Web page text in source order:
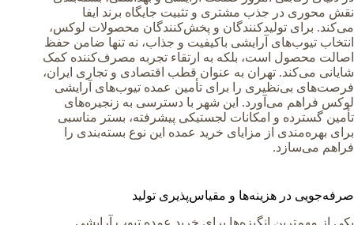
نقش محوری در جذب مشتری و تثبیت جایگاه برند ایفا
می‌کند. برای تولیدکنندگان و پخش‌کنندگان محصولات لوکس،
انتخاب تیوب‌های آرایشی باکیفیت و جذاب، نه تنها ضامن حفظ
اصالت محصول است، بلکه به ارتقاء تجربه مصرف‌کننده کمک
شایانی می‌کند. تهران به عنوان قطب اقتصادی و تجاری ایران،
فرصت‌های بی‌نظیری را برای تأمین عمده تیوب‌های آرایشی
لوکس فراهم می‌آورد. این شهر با دسترسی به زنجیره‌های
تأمین گسترده و امکانات لجستیکی پیشرفته، بستر مناسبی
برای بهره‌مندی از مزایای خرید عمده این نوع بسته‌بندی را
فراهم می‌سازد.
صرفه‌جویی در هزینه‌ها و مقیاس‌پذیری تولید
یکی از مهم‌ترین انگیزه‌ها برای خرید عمده تیوب آرایشی